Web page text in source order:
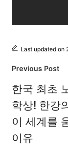
Last updated on
Post
Previous Post
한국 최초
학상! 한강
이 세계를
이유